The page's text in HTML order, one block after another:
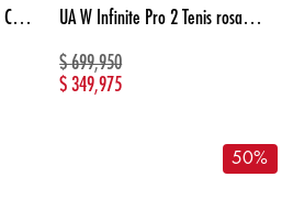
UA Team Issue Wordmark Ss Camiseta Manga Corta negro de hombre lifestyle UA W Infinite Pro 2 Tenis rosado de mujer para correr
$699,950
$349,975
50%